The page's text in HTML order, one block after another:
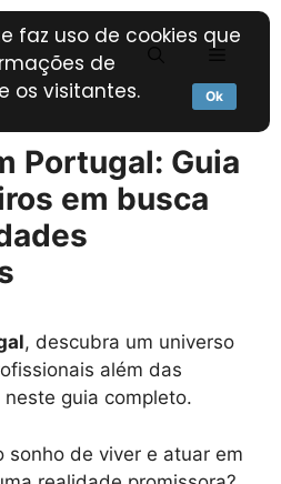
Portugal: Guia
em busca
, descubra um universo
além das
guia completo.
sonho de viver e atuar em
faz uso de cookies que
de
os visitantes.
Ok